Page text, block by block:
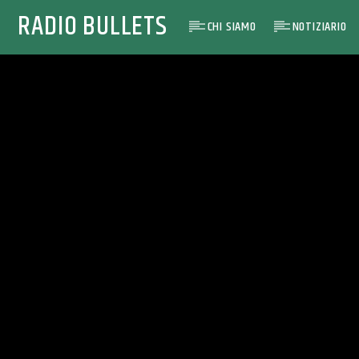
RADIO BULLETS CHI SIAMO NOTIZIARIO